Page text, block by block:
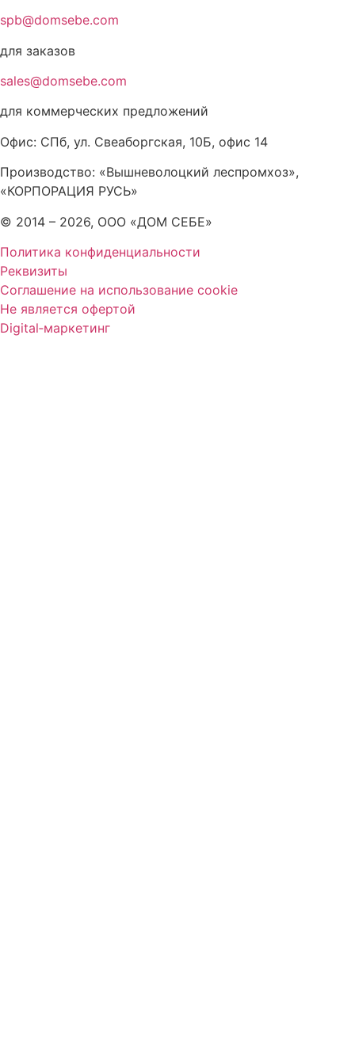
spb@domsebe.com
для заказов
sales@domsebe.com
для коммерческих предложений
Офис: СПб, ул. Свеаборгская, 10Б, офис 14
Производство: «Вышневолоцкий леспромхоз»,
«КОРПОРАЦИЯ РУСЬ»
© 2014 – 2026, ООО «ДОМ СЕБЕ»
Политика конфиденциальности
Реквизиты
Соглашение на использование cookie
Не является офертой
Digital‑маркетинг